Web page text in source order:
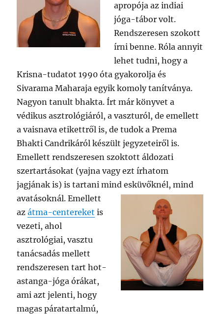
apropója az indiai
jóga-tábor volt.
Rendszeresen szokott
írni benne. Róla annyit
lehet tudni, hogy a
Krisna-tudatot 1990 óta gyakorolja és
Sivarama Maharaja egyik komoly tanítványa.
Nagyon tanult bhakta. Írt már könyvet a
védikus asztrológiáról, a vaszturól, de emellett
a vaisnava etikettről is, de tudok a Prema
Bhakti Candrikáról készült jegyzeteiről is.
Emellett rendszeresen szoktott áldozati
szertartásokat (yajna vagy ezt írhatom
jagjának is) is tartani mind esküvőknél, mind
avatásoknál.Emellett
azátma-centereket is
vezeti, ahol
asztrológiai, vasztu
tanácsadás mellett
rendszeresen tart hot-
astanga-jóga órákat,
ami azt jelenti, hogy
magas páratartalmú,